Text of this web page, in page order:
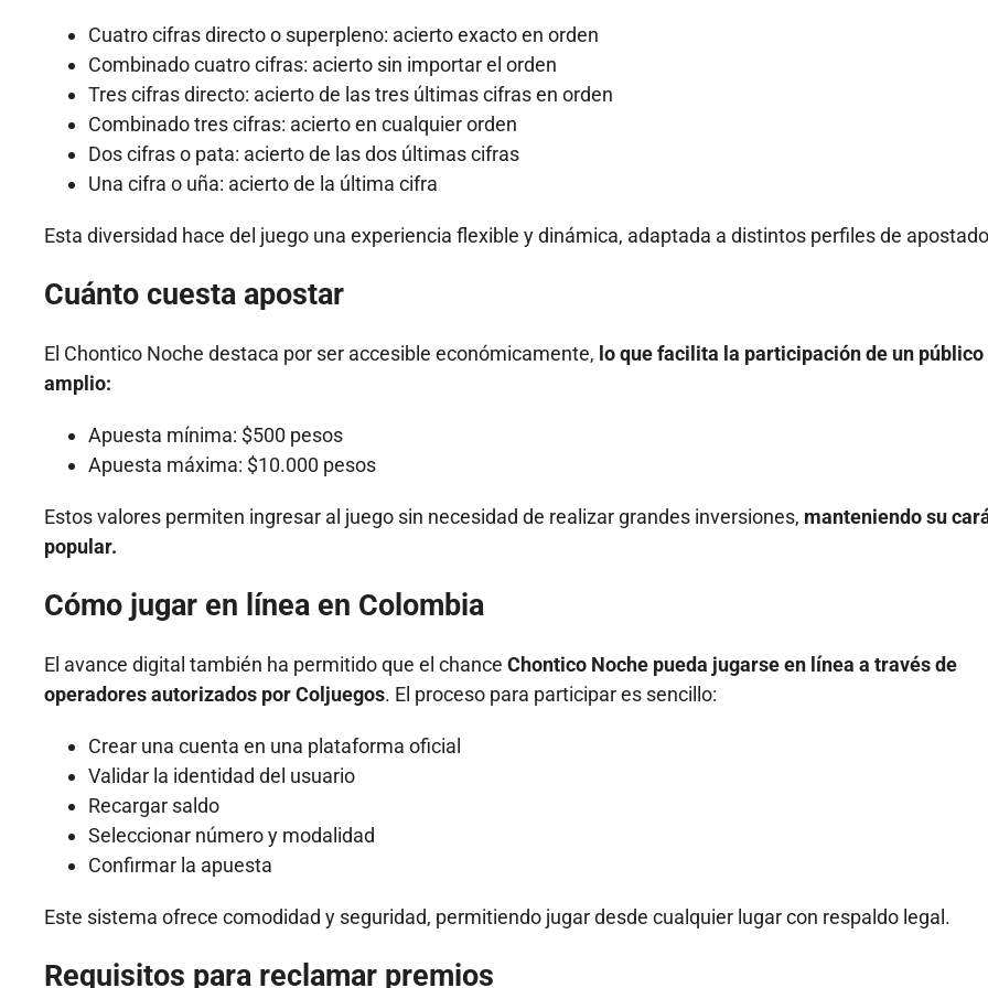
Cuatro cifras directo o superpleno: acierto exacto en orden
Combinado cuatro cifras: acierto sin importar el orden
Tres cifras directo: acierto de las tres últimas cifras en orden
Combinado tres cifras: acierto en cualquier orden
Dos cifras o pata: acierto de las dos últimas cifras
Una cifra o uña: acierto de la última cifra
Esta diversidad hace del juego una experiencia flexible y dinámica, adaptada a distintos perfiles de
Cuánto cuesta apostar
El Chontico Noche destaca por ser accesible económicamente, lo que facilita la participación de un público
amplio:
Apuesta mínima: $500 pesos
Apuesta máxima: $10.000 pesos
Estos valores permiten ingresar al juego sin necesidad de realizar grandes inversiones, manteniendo su
popular.
Cómo jugar en línea en Colombia
El avance digital también ha permitido que el chance Chontico Noche pueda jugarse en línea a través de
operadores autorizados por Coljuegos. El proceso para participar es sencillo:
Crear una cuenta en una plataforma oficial
Validar la identidad del usuario
Recargar saldo
Seleccionar número y modalidad
Confirmar la apuesta
Este sistema ofrece comodidad y seguridad, permitiendo jugar desde cualquier lugar con respaldo legal.
Requisitos para reclamar premios